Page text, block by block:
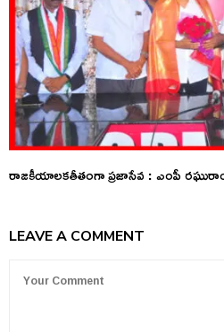
రాజకీయాలకతీతంగా ప్రజాసేవ : ఎంపీ
LEAVE A COMMENT